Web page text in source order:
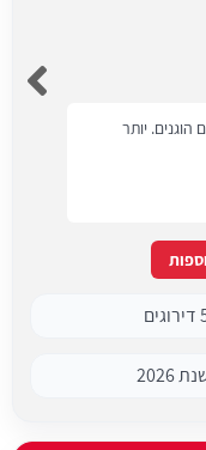
הוגנים. יותר